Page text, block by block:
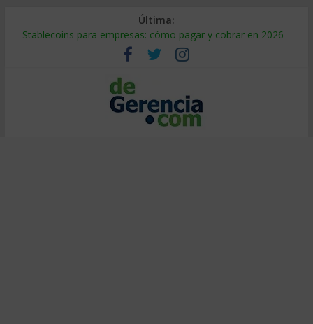
Última:
Stablecoins para empresas: cómo pagar y cobrar en 2026
Despido silencioso: qué es y por qué sale tan caro
IA en selección de personal: cómo auditarla a tiempo
Trabajo forzoso en la cadena de suministro: qué hacer
Mercado hispano de EE. UU.: cómo segmentarlo y venderle